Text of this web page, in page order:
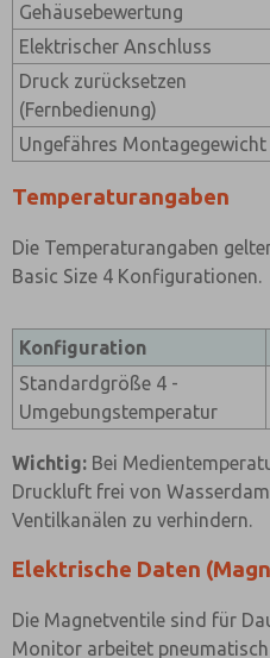
Gehäusebewertung
Elektrischer Anschluss
Druck zurücksetzen
(Fernbedienung)
Ungefähres Montagegewicht
Temperaturangaben
Die Temperaturangaben
Basic Size 4 Konfigurationen.
Konfiguration
Standardgröße 4 -
Umgebungstemperatur
Wichtig: Bei
Druckluft frei von
Ventilkanälen zu verhindern.
Elektrische Daten
Die Magnetventile sind für
Monitor arbeitet